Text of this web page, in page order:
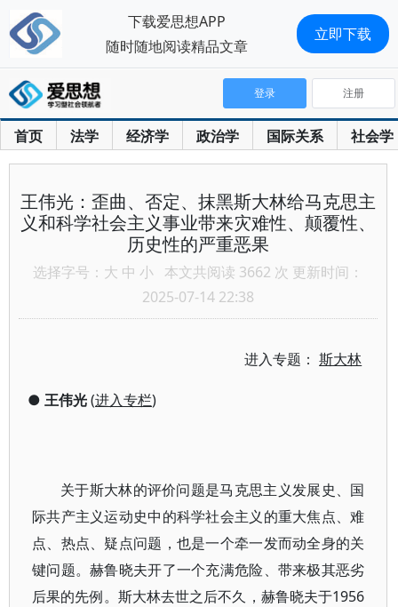
首页 法学 经济学 政治学 国际关系 社会学
登录 注册
王伟光：歪曲、否定、抹黑斯大林给马克思主
义和科学社会主义事业带来灾难性、颠覆性、
历史性的严重恶果
选择字号： 大 中 小 本文共阅读 3662 次 更新时间：
2025-07-14 22:38
进入专题：斯大林
● 王伟光(进入专栏)
关于斯大林的评价问题是马克思主义发展史、国
际共产主义运动史中的科学社会主义的重大焦点、难
点、热点、疑点问题，也是一个牵一发而动全身的关
键问题。赫鲁晓夫开了一个充满危险、带来极其恶劣
后果的先例。斯大林去世之后不久，赫鲁晓夫于1956
下载爱思想APP
随时随地阅读精品文章
立即下载